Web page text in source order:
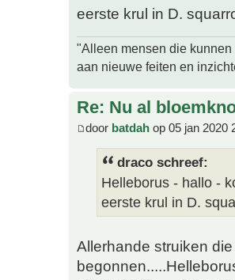
eerste krul in D.
"Alleen mensen die
aan nieuwe feiten en
Re: Nu al
door batdah op 05 jan 2020
draco schreef:
Helleborus - hallo -
eerste krul in D.
Allerhande struiken